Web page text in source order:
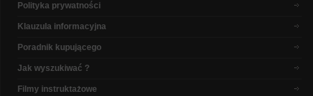
Polityka prywatności
Klauzula informacyjna
Poradnik kupującego
Jak wyszukiwać ?
Filmy instruktażowe